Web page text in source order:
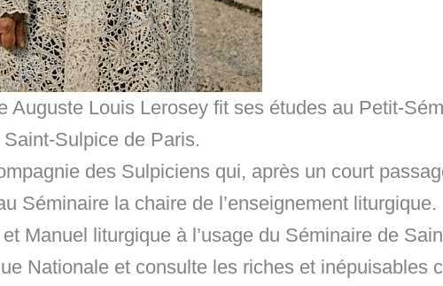
Louis Lerosey fit ses études au Petit-
Sulpice de Paris.
des Sulpiciens qui, après un court
Séminaire la chaire de l’enseignement liturgique.
Manuel liturgique à l’usage du Séminaire de
Nationale et consulte les riches et inépuisables